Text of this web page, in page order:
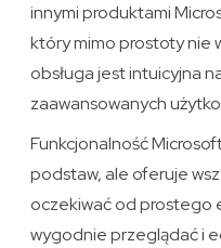
innymi produktami
który mimo prostoty nie
obsługa jest intuicyjna
zaawansowanych
Funkcjonalność
podstaw, ale oferuje
oczekiwać od prostego
wygodnie przeglądać i